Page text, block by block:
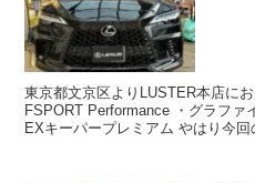
東京都文京区よりLUSTER本店に
FSPORT Performance ・グラファ
EXキーパープレミアム やはり今回